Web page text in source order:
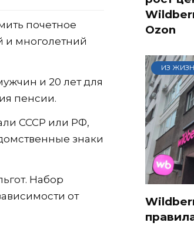
почетное
и многолетний
и 20 лет для
пенсии.
СССР или РФ,
знаки
Набор
от
Ozon
ИЗ